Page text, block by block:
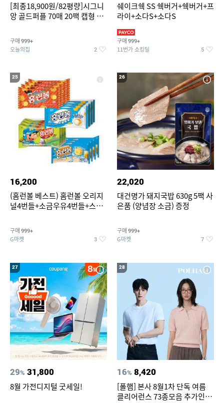
[최종18,900원/82평량]시그니
앙 골드퍼플 70매 20팩 캡형 아
구매 999+
오늘의집 2
쉐이크쉑 SS 쉑버거+쉑버거+프
라이+소다S+소다S
구매 999+
11번가 쇼킹딜 5
25
16,200
(홈런볼 베스트) 홈런볼 오리지
널4번들+소금우유4번들+스윗
콘맛4번들
구매 999+
G마켓 3
26
22,020
대건명가 돼지국밥 630g 5팩 사
은품 (양념장 소금) 증정
구매 999+
G마켓 7
27
29% 31,800
8월 가전디지털 굿세일!
28
16% 8,420
[폴햄] 본사 8월1차 단독 여름
클리어런스 73종모음 추가인하